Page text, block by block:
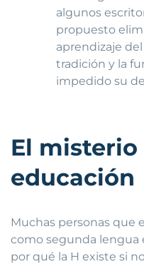
algunos
propuesto
aprendizaje
tradición y la
impedido su
El misterio
educación
Muchas personas que
como segunda
por qué la H existe si